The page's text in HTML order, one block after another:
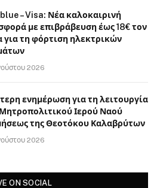
– Visa: Νέα καλοκαιρινή
με επιβράβευση έως 18€ τον
για τη φόρτιση ηλεκτρικών
2026
ενημέρωση για τη λειτουργία
Ιερού Ναού
της Θεοτόκου Καλαβρύτων
2026
ON SOCIAL